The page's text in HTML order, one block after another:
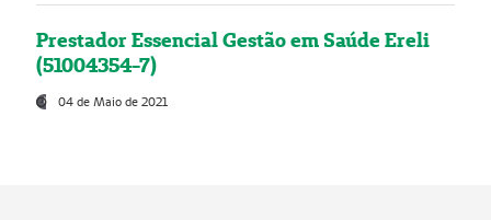
Prestador Essencial Gestão em Saúde Ereli
(51004354-7)
04 de Maio de 2021